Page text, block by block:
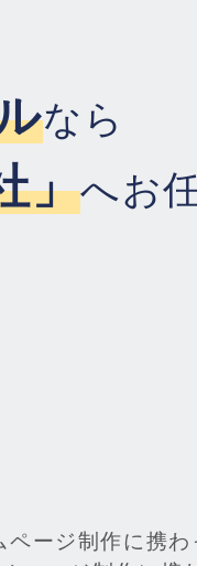
なら
」へお
ージ制作に携わ